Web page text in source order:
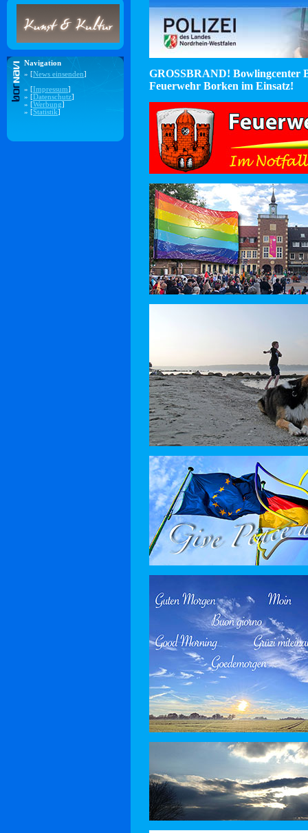
Navigation
» [News einsenden]
» [Impressum]
» [Datenschutz]
» [Werbung]
» [Statistik]
GROSSBRAND! Bowlingcenter
Feuerwehr Borken im Einsatz!